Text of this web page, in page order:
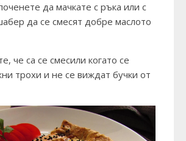
да мачкате с ръка или с
да се смесят добре маслото
че са се смесили когато се
трохи и не се виждат бучки от